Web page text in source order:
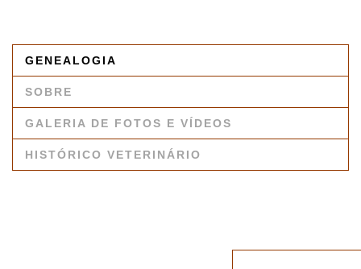
GENEALOGIA
SOBRE
GALERIA DE FOTOS E VÍDEOS
HISTÓRICO VETERINÁRIO